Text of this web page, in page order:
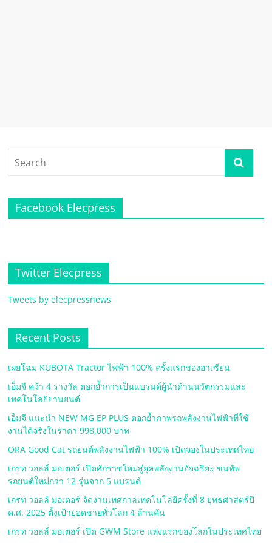
Facebook Elecpress
Twitter Elecpress
Tweets by elecpressnews
Recent Posts
เผยโฉม KUBOTA Tractor ไฟฟ้า 100% ครั้งแรกของอาเซียน
เอ็มจี คว้า 4 รางวัล ตอกย้ำการเป็นแบรนด์ผู้นำด้านนวัตกรรมและ
เทคโนโลยียานยนต์
เอ็มจี แนะนำ NEW MG EP PLUS ตอกย้ำภาพรถพลังงานไฟฟ้าที่ใช้
งานได้จริงในราคา 998,000 บาท
ORA Good Cat รถยนต์พลังงานไฟฟ้า 100% เปิดจองในประเทศไทย
เกรท วอลล์ มอเตอร์ เปิดศักราชใหม่สู่ยุคพลังงานอัจฉริยะ ขนทัพ
รถยนต์ใหม่กว่า 12 รุ่นจาก 5 แบรนด์
เกรท วอลล์ มอเตอร์ จัดงานเทศกาลเทคโนโลยีครั้งที่ 8 ยุทธศาสตร์ปี
ค.ศ. 2025 ตั้งเป้ายอดขายทั่วโลก 4 ล้านคัน
เกรท วอลล์ มอเตอร์ เปิด GWM Store แห่งแรกของโลกในประเทศไทย